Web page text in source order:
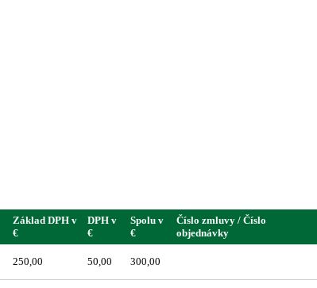
Základ DPH v
€
DPH v
€
Spolu v
€
Číslo zmluvy / Číslo
objednávky
250,00 50,00 300,00